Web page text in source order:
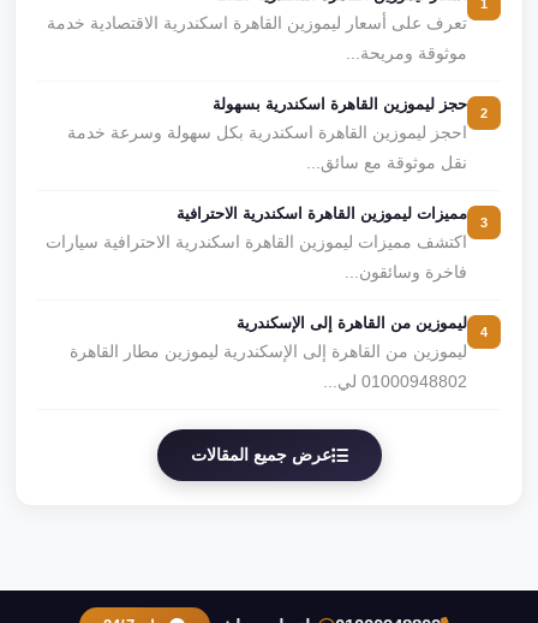
تعرف على أسعار ليموزين القاهرة اسكندرية الاقتصادية خدمة
موثوقة ومريحة...
حجز ليموزين القاهرة اسكندرية بسهولة
احجز ليموزين القاهرة اسكندرية بكل سهولة وسرعة خدمة
نقل موثوقة مع سائق...
مميزات ليموزين القاهرة اسكندرية الاحترافية
اكتشف مميزات ليموزين القاهرة اسكندرية الاحترافية سيارات
فاخرة وسائقون...
ليموزين من القاهرة إلى الإسكندرية
ليموزين من القاهرة إلى الإسكندرية ليموزين مطار القاهرة
01000948802 لي...
عرض جميع المقالات